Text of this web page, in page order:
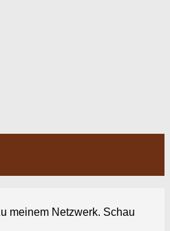
meinem Netzwerk. Schau